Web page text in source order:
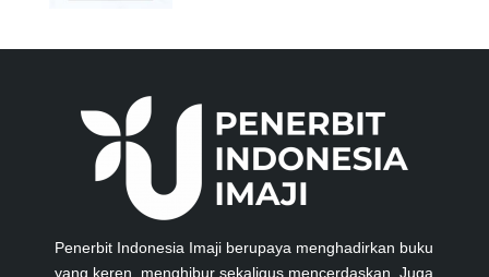
Penerbit Indonesia Imaji berupaya menghadirkan buku
yang keren, menghibur sekaligus mencerdaskan. Juga